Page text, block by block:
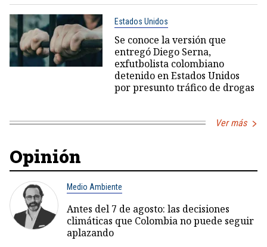
Estados Unidos
Se conoce la versión que
entregó Diego Serna,
exfutbolista colombiano
detenido en Estados Unidos
por presunto tráfico de drogas
Ver más
Opinión
Medio Ambiente
Antes del 7 de agosto: las decisiones
climáticas que Colombia no puede seguir
aplazando